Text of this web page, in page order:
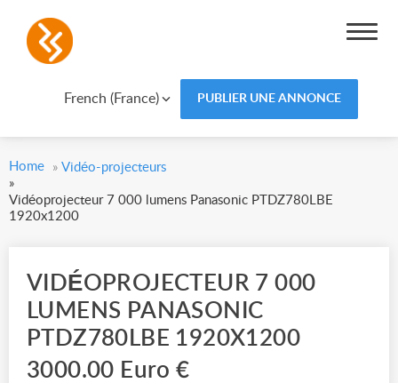
French (France) PUBLIER UNE ANNONCE
Home » Vidéo-projecteurs
»
Vidéoprojecteur 7 000 lumens Panasonic PTDZ780LBE
1920x1200
VIDÉOPROJECTEUR 7 000
LUMENS PANASONIC
PTDZ780LBE 1920X1200
3000.00 Euro €